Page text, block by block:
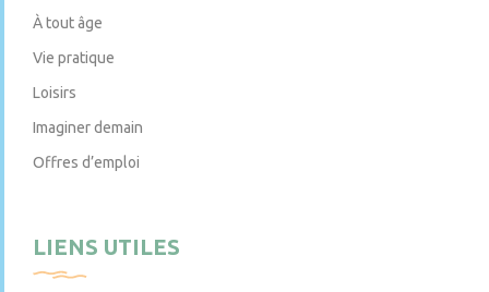
À tout âge
Vie pratique
Loisirs
Imaginer demain
Offres d’emploi
LIENS UTILES